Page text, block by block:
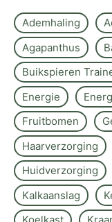
Ademhaling
Agapanthus
Buikspieren
Energie
Fruitbomen
Haarverzorging
Huidverzorging
Kalkaanslag